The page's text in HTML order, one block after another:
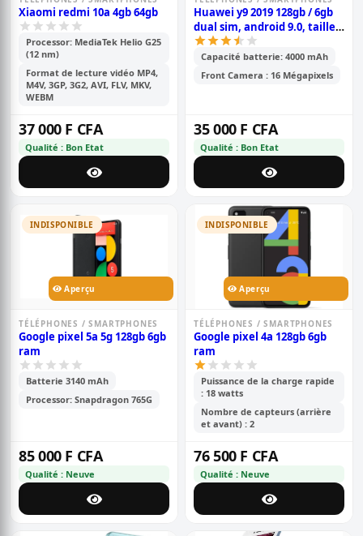
Xiaomi redmi 10a 4gb 64gb
Processor: MediaTek Helio G25
(12 nm)
Format de lecture vidéo MP4,
M4V, 3GP, 3G2, AVI, FLV, MKV,
WEBM
37 000 F CFA
Qualité : Bon Etat
Huawei y9 2019 128gb / 6gb
dual sim, android 9.0, taille
d\'écran: 6.59, double
caméra 48+8+2 mp, batterie
de 4000mah
Capacité batterie: 4000 mAh
Front Camera : 16 Mégapixels
35 000 F CFA
Qualité : Bon Etat
INDISPONIBLE
Aperçu
TÉLÉPHONES / SMARTPHONES
Google pixel 5a 5g 128gb 6gb
ram
Batterie 3140 mAh
Processor: Snapdragon 765G
85 000 F CFA
Qualité : Neuve
INDISPONIBLE
Aperçu
TÉLÉPHONES / SMARTPHONES
Google pixel 4a 128gb 6gb
ram
Puissance de la charge rapide
: 18 watts
Nombre de capteurs (arrière
et avant) : 2
76 500 F CFA
Qualité : Neuve